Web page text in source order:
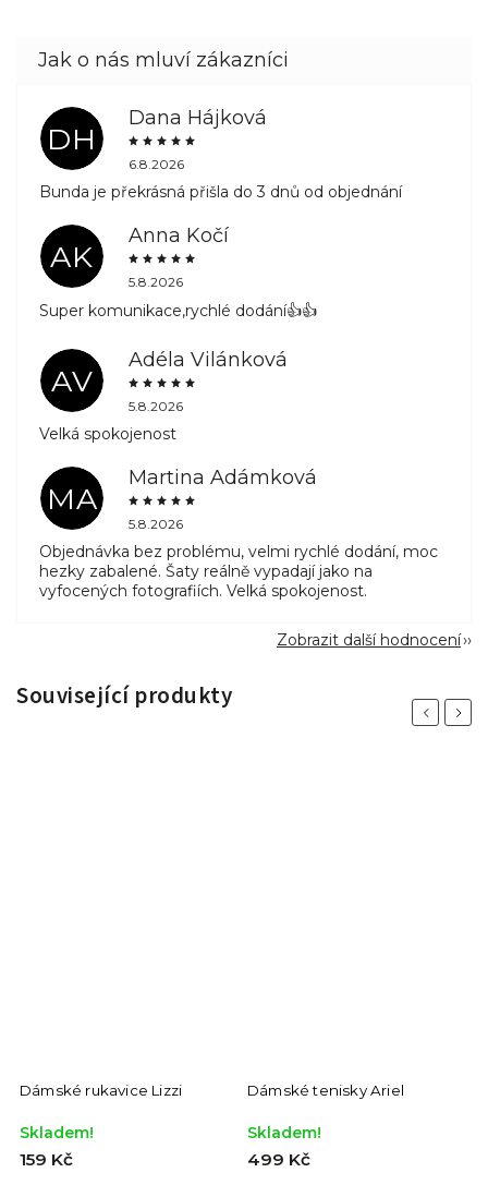
DH
Dana Hájková
6.8.2026
Bunda je překrásná přišla do 3 dnů od objednání
AK
Anna Kočí
5.8.2026
Super komunikace,rychlé dodání👍👍
AV
Adéla Vilánková
5.8.2026
Velká spokojenost
MA
Martina Adámková
5.8.2026
Objednávka bez problému, velmi rychlé dodání, moc
hezky zabalené. Šaty reálně vypadají jako na
vyfocených fotografiích. Velká spokojenost.
Zobrazit další hodnocení
Související produkty
Previous
Dámské rukavice Lizzi
Skladem!
159 Kč
Dámské tenisky Ariel
Skladem!
499 Kč
Next